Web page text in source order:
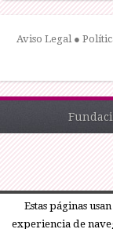
Aviso Legal●
Estas páginas
experiencia de